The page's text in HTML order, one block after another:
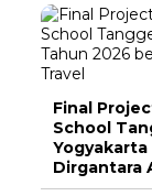
Final
School
Dirgantara